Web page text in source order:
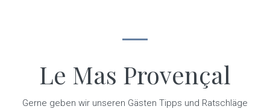
Le Mas Provençal
Gerne geben wir unseren Gästen Tipps und Ratschläge